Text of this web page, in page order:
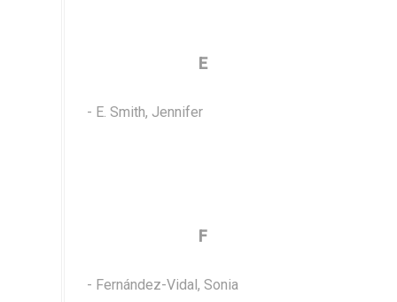
E
- E. Smith, Jennifer
F
- Fernández-Vidal, Sonia